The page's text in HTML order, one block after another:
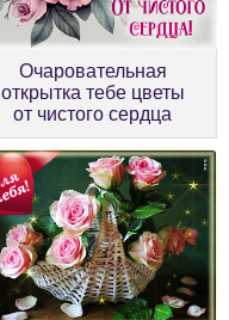
Очаровательная
открытка тебе цветы
от чистого сердца